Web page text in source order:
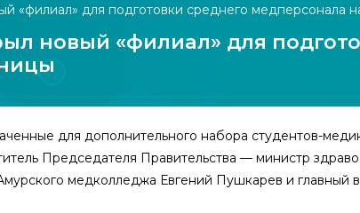
«филиал» для подготовки среднего медперсонала
новый «филиал» для
для дополнительного набора студентов-
Председателя Правительства — министр
медколледжа Евгений Пушкарев и главный